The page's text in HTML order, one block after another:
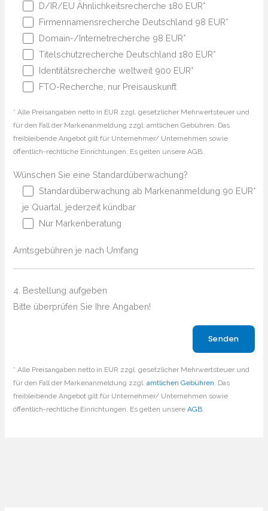
D/IR/EU Ähnlichkeitsrecherche 180 EUR*
Firmennamensrecherche Deutschland 98 EUR*
Domain-/Internetrecherche 98 EUR*
Titelschutzrecherche Deutschland 180 EUR*
Identitätsrecherche weltweit 900 EUR*
FTO-Recherche, nur Preisauskunft
* Alle Preisangaben netto in EUR zzgl. gesetzlicher Mehrwertsteuer und
für den Fall der Markenanmeldung zzgl. amtlichen Gebühren. Das
freibleibende Angebot gilt für Unternehmer/ Unternehmen sowie
öffentlich-rechtliche Einrichtungen. Es gelten unsere AGB.
Wünschen Sie eine Standardüberwachung?
Standardüberwachung ab Markenanmeldung 90 EUR*
je Quartal, jederzeit kündbar
Nur Markenberatung
Amtsgebühren je nach Umfang
4. Bestellung aufgeben
Bitte überprüfen Sie Ihre Angaben!
* Alle Preisangaben netto in EUR zzgl. gesetzlicher Mehrwertsteuer und
für den Fall der Markenanmeldung zzgl.amtlichen Gebühren. Das
freibleibende Angebot gilt für Unternehmer/ Unternehmen sowie
öffentlich-rechtliche Einrichtungen. Es gelten unsereAGB.